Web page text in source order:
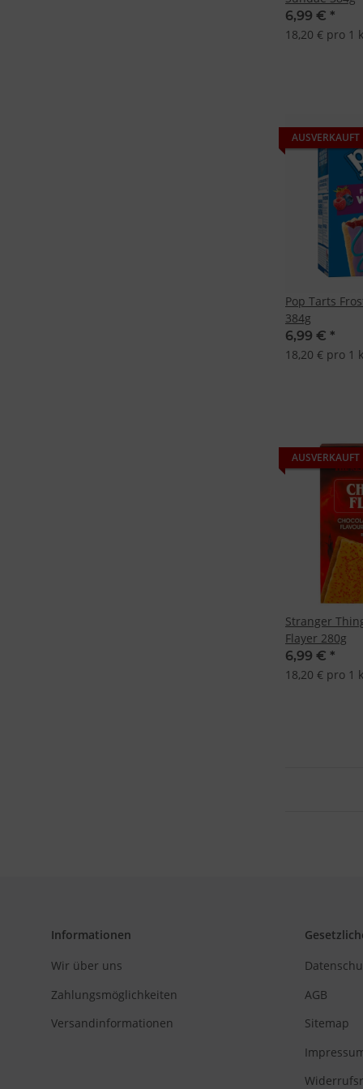
6,99 € *
18,20 € pro 1
AUSVERKAUFT
Pop Tarts
384g
6,99 € *
18,20 € pro 1
AUSVERKAUFT
Stranger
Flayer 280g
6,99 € *
18,20 € pro 1
Informationen
Wir über uns
Zahlungsmöglichkeiten
Versandinformationen
AGB
Sitemap
Besondere
Verwendung